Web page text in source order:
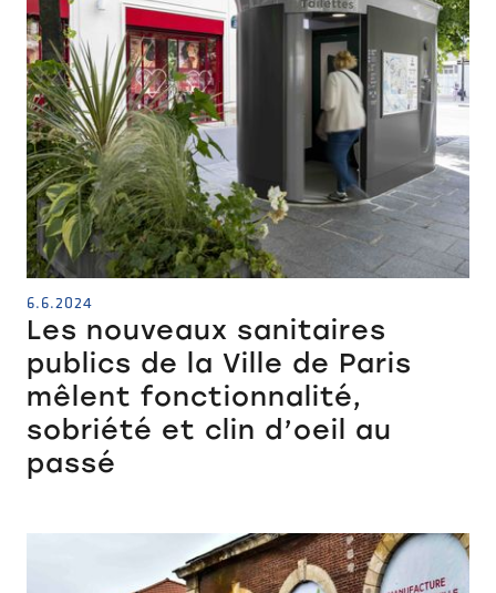
6.6.2024
Les nouveaux sanitaires
publics de la Ville de Paris
mêlent fonctionnalité,
sobriété et clin d’oeil au
passé